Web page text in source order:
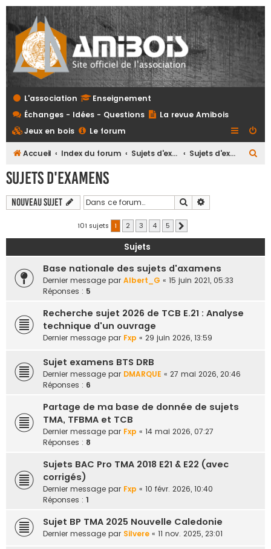
L'association
Enseignement
Échanges - Idées - Questions
La revue Amibois
Jeux en bois
Le forum
Accueil Index du forum Sujets d'examens et referentiels tous niveaux Sujets d'examens
Sujets d'examens
Nouveau sujet Rechercher
101 sujets 1 2 3 4 5
Sujets
Base nationale des sujets d'axamens
Dernier message par Albert_G « 15 juin 2021, 05:33
Réponses : 5
Recherche sujet 2026 de TCB E.21 : Analyse
technique d'un ouvrage
Dernier message par Fxp « 29 juin 2026, 13:59
Sujet examens BTS DRB
Dernier message par DMARQUE « 27 mai 2026, 20:46
Réponses : 6
Partage de ma base de donnée de sujets
TMA, TFBMA et TCB
Dernier message par Fxp « 14 mai 2026, 07:27
Réponses : 8
Sujets BAC Pro TMA 2018 E21 & E22 (avec
corrigés)
Dernier message par Fxp « 10 févr. 2026, 10:40
Réponses : 1
Sujet BP TMA 2025 Nouvelle Caledonie
Dernier message par Silvere « 11 nov. 2025, 23:01